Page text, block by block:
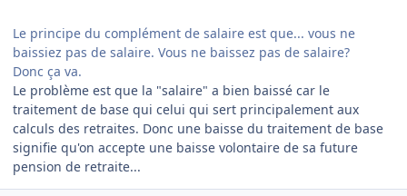
Le principe du complément de salaire est que... vous ne
baissiez pas de salaire. Vous ne baissez pas de salaire?
Donc ça va.
Le problème est que la "salaire" a bien baissé car le
traitement de base qui celui qui sert principalement aux
calculs des retraites. Donc une baisse du traitement de base
signifie qu'on accepte une baisse volontaire de sa future
pension de retraite...